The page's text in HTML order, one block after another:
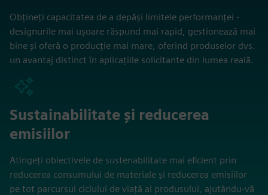
Obțineți capacitatea de a depăși limitele performanței -
designurile mai ușoare răspund mai rapid, gestionează mai
bine și oferă o producție mai mare, oferind produselor dvs.
un avantaj distinct în aplicațiile solicitante din lumea reală.
Sustainabilitate și reducerea
emisiilor
Atingeți obiectivele de sustenabilitate mai eficient prin
reducerea consumului de materiale și reducerea emisiilor
pe tot parcursul ciclului de viață al produsului, ajutându-vă